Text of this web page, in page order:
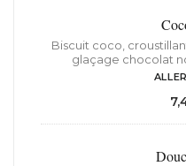
Biscuit coco,
glaçage chocolat